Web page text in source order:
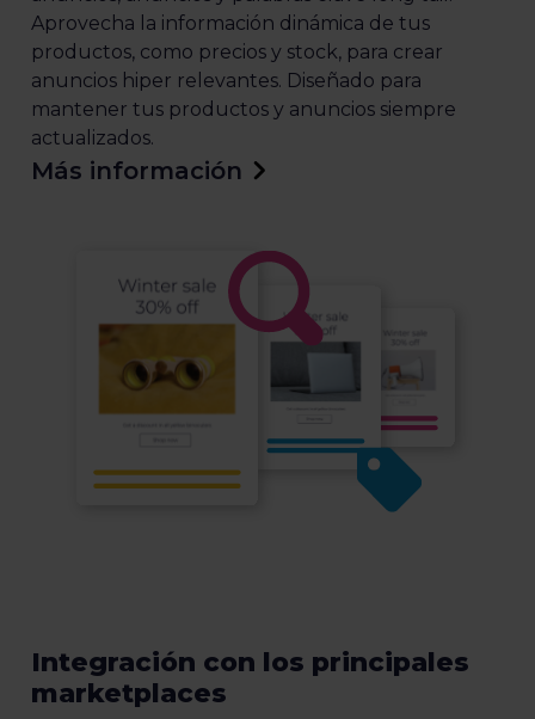
Aprovecha la información dinámica de tus
productos, como precios y stock, para crear
anuncios hiper relevantes. Diseñado para
mantener tus productos y anuncios siempre
actualizados.
Más información
Integración con los principales
marketplaces